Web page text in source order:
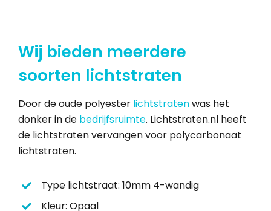
Wij bieden meerdere
soorten lichtstraten
Door de oude polyester lichtstratenwas het
donker in de bedrijfsruimte. Lichtstraten.nl heeft
de lichtstraten vervangen voor polycarbonaat
lichtstraten.
Type lichtstraat: 10mm 4-wandig
Kleur: Opaal